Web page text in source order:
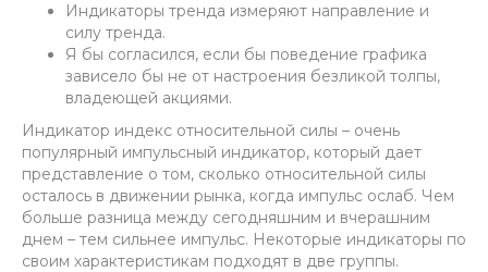
Индикаторы тренда измеряют направление и
силу тренда.
Я бы согласился, если бы поведение графика
зависело бы не от настроения безликой толпы,
владеющей акциями.
Индикатор индекс относительной силы – очень
популярный импульсный индикатор, который дает
представление о том, сколько относительной силы
осталось в движении рынка, когда импульс ослаб. Чем
больше разница между сегодняшним и вчерашним
днем – тем сильнее импульс. Некоторые индикаторы по
своим характеристикам подходят в две группы.